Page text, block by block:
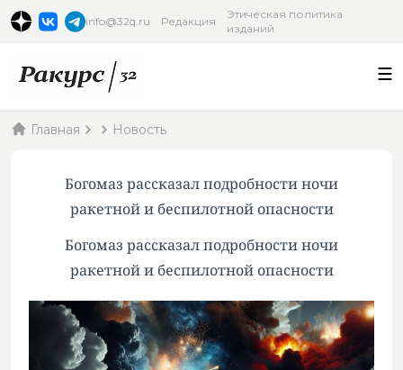
info@32q.ru Редакция
Этическая политика
изданий
Главная Новость
Богомаз рассказал подробности ночи
ракетной и беспилотной опасности
Богомаз рассказал подробности ночи
ракетной и беспилотной опасности